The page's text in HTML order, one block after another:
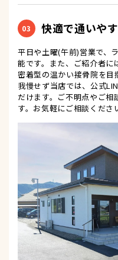
03 快適で通いや
平日や土曜(午前)営業で、
能です。また、ご紹介者に
密着型の温かい接骨院を目
我慢せず当店では、公式
だけます。ご不明点やご相
す。お気軽にご相談くださ